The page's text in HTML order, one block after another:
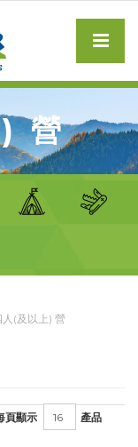
營
人(及以上) 營
頁顯示 產品